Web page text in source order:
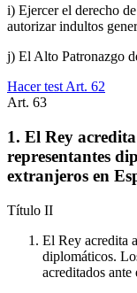
i) Ejercer el derecho
autorizar indultos
j) El Alto Patronazgo
Hacer test Art. 62
Art. 63
1. El Rey
representantes
extranjeros en
Título II
El Rey acredita
diplomáticos.
acreditados ante